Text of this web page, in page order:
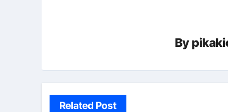
ドメイン取得からホームページ
かいまき（掻巻き）超完全ガイ
【最新版】掛け布団の選び方“
【2026年最新保存版】エアト
コロナウイルス完全解説ガイド
ョ
By
Related Post